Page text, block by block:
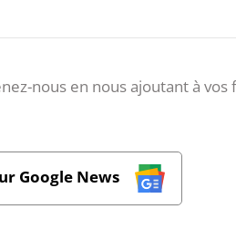
nous en nous ajoutant à vos
Google News